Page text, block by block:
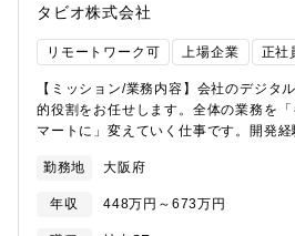
タビオ株式会社
リモートワーク可 上場企業 正社
【ミッション/業務内容】会社のデジタ
的役割をお任せします。全体の業務を
マートに」変えていく仕事です。開発
門（店舗・生産・物流・ECなど）の業
案・DX推進に向けたシステム企画・要
ジメント・外部ベンダーとの折衝・開
勤務地 大阪府
年収 448万円～673万円